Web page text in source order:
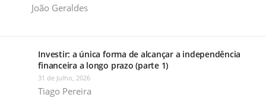
João Geraldes
Investir: a única forma de alcançar a independência
financeira a longo prazo (parte 1)
31 de Julho, 2026
Tiago Pereira